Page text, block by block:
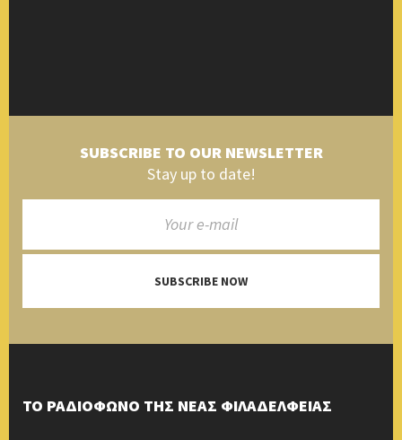
SUBSCRIBE TO OUR NEWSLETTER
Stay up to date!
SUBSCRIBE NOW
ΤΟ ΡΑΔΙΟΦΩΝΟ ΤΗΣ ΝΕΑΣ ΦΙΛΑΔΕΛΦΕΙΑΣ